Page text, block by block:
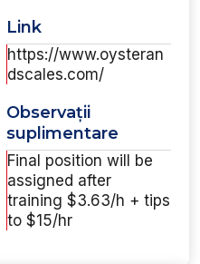
Link
https://www.oysteran
dscales.com/
Observații
suplimentare
Final position will be
assigned after
training $3.63/h + tips
to $15/hr